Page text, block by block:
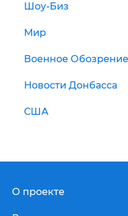
Шоу-Биз
Мир
Военное Обозрение
Новости Донбасса
США
О проекте